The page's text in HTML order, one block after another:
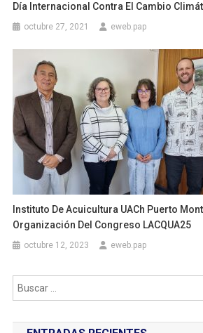
Día Internacional Contra El Cambio
octubre 27, 2021 eweb.pap
Instituto De Acuicultura UACh Puerto
Organización Del Congreso LACQUA25
octubre 12, 2023 eweb.pap